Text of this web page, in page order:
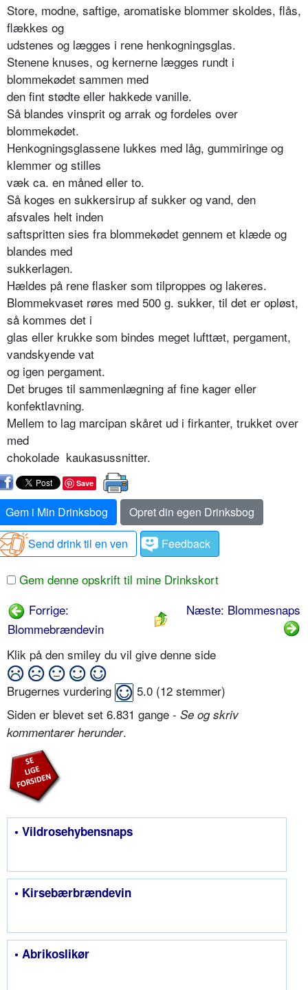
Store, modne, saftige, aromatiske blommer skoldes, flås,
flækkes og
udstenes og lægges i rene henkogningsglas.
Stenene knuses, og kernerne lægges rundt i
blommekødet sammen med
den fint stødte eller hakkede vanille.
Så blandes vinsprit og arrak og fordeles over
blommekødet.
Henkogningsglassene lukkes med låg, gummiringe og
klemmer og stilles
væk ca. en måned eller to.
Så koges en sukkersirup af sukker og vand, den
afsvales helt inden
saftspritten sies fra blommekødet gennem et klæde og
blandes med
sukkerlagen.
Hældes på rene flasker som tilproppes og lakeres.
Blommekvaset røres med 500 g. sukker, til det er opløst,
så kommes det i
glas eller krukke som bindes meget lufttæt, pergament,
vandskyende vat
og igen pergament.
Det bruges til sammenlægning af fine kager eller
konfektlavning.
Mellem to lag marcipan skåret ud i firkanter, trukket over
med
chokolade  kaukasussnitter.
Save
Gem i Min Drinksbog
Opret din egen Drinksbog
Send drink til en ven
Feedback
Gem denne opskrift til mine Drinkskort
Forrige:
Blommebrændevin
Næste: Blommesnaps
Klik på den smiley du vil give denne side
Brugernes vurdering 5.0 (12 stemmer)
Siden er blevet set 6.831 gange - Se og skriv
kommentarer herunder.
• Vildrosehybensnaps
• Kirsebærbrændevin
• Abrikoslikør